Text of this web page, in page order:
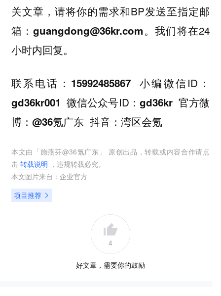
关文章 ，请将你的需求和BP发送至指定邮
箱：guangdong@36kr.com。我们将在24
小时内回复。
联系电话： 15992485867小编微信ID：
gd36kr001微信公众号ID： gd36kr 官方微
博： @36氪广东抖音： 湾区会氪
本文由「施燕芬@36氪广东 」 原创出品，转载或内容合作请点
击 转载说明 ，违规转载必究。
本文图片来自： 企业官方
项目推荐
4
好文章，需要你的鼓励